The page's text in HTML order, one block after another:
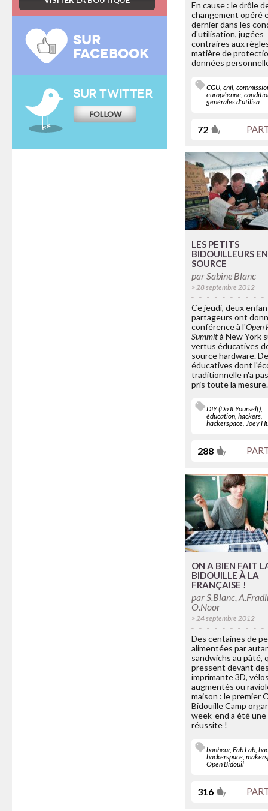
En cause : le drôle
changement opéré
dernier dans les
d'utilisation, jugées
contraires aux
matière de
données
72
CGU,cnil,
européenne,
générales d'utilisa
LES PETITS
BIDOUILLEURS
SOURCE
parSabine Blanc
> 28 septembre 2012
Ce jeudi, deux
partageurs ont
conférence à l'Open
Summità New York
vertus éducatives
source hardware.
éducatives dont
traditionnelle n'a
pris toute la mesure.
288
DIY (Do It Yourself),
éducation,hackers,
hackerspace,Joey
ON A BIEN FAIT
BIDOUILLE À LA
FRANÇAISE !
parS.Blanc,
O.Noor
> 24 septembre 2012
Des centaines de
alimentées par
sandwichs au pâté,
pressent devant
imprimante 3D,
augmentés ou
maison : le premier
Bidouille Camp
week-end a été une
réussite !
316
bonheur,Fab Lab,
hackerspace,
Open Bidouil
SUR
FACEBOOK
SUR TWITTER